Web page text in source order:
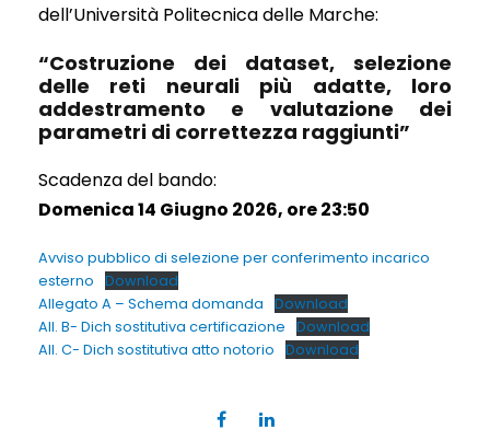
dell’Università Politecnica delle Marche:
“Costruzione dei dataset, selezione
delle reti neurali più adatte, loro
addestramento e valutazione dei
parametri di correttezza raggiunti”
Scadenza del bando:
Domenica 14 Giugno 2026, ore 23:50
Avviso pubblico di selezione per conferimento incarico
esterno
Download
Allegato A – Schema domanda
Download
All. B- Dich sostitutiva certificazione
Download
All. C- Dich sostitutiva atto notorio
Download